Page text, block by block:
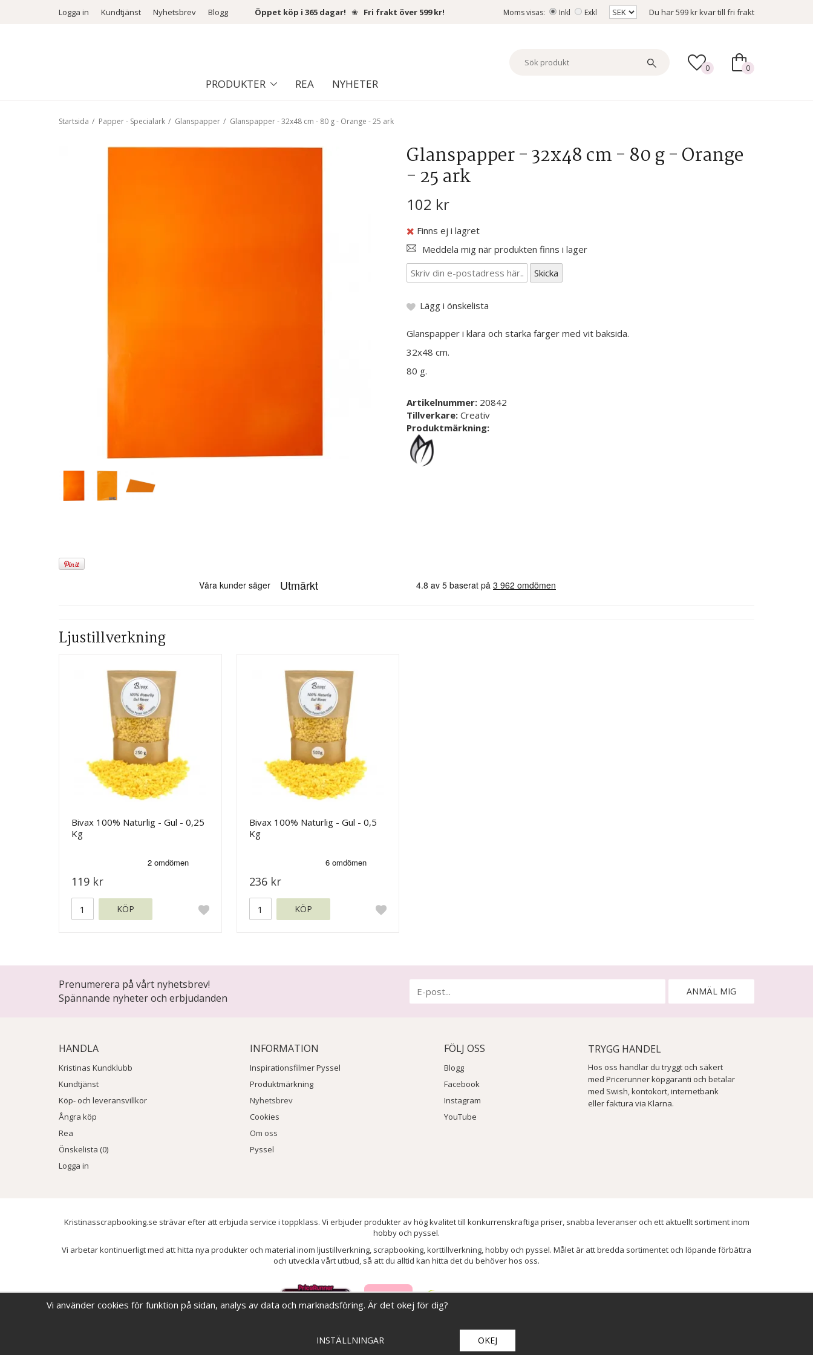
Logga in Kundtjänst Nyhetsbrev Blogg Öppet köp i 365 dagar! ❀ Fri frakt över 599 kr! Moms visas: Inkl Exkl Du har599 krkvar till fri frakt
PRODUKTER REA NYHETER
0 0
Startsida / Papper - Specialark / Glanspapper / Glanspapper - 32x48 cm - 80 g - Orange - 25 ark
Glanspapper - 32x48 cm - 80 g - Orange
- 25 ark
102 kr
Finns ej i lagret
Meddela mig när produkten finns i lager
Lägg i önskelista
Glanspapper i klara och starka färger med vit baksida.
32x48 cm.
80 g.
Artikelnummer: 20842
Tillverkare: Creativ
Produktmärkning:
Ljustillverkning
Bivax 100% Naturlig - Gul - 0,25
Kg
119 kr
KÖP
Bivax 100% Naturlig - Gul - 0,5
Kg
236 kr
KÖP
Prenumerera på vårt nyhetsbrev!
Spännande nyheter och erbjudanden
ANMÄL MIG
HANDLA
Kristinas Kundklubb
Kundtjänst
Köp- och leveransvillkor
Ångra köp
Rea
Önskelista (0)
Logga in
INFORMATION
Inspirationsfilmer Pyssel
Produktmärkning
Nyhetsbrev
Cookies
Om oss
Pyssel
FÖLJ OSS
Blogg
Facebook
Instagram
YouTube
TRYGG HANDEL
Hos oss handlar du tryggt och säkert
med Pricerunner köpgaranti och betalar
med Swish, kontokort, internetbank
eller faktura via Klarna.
Kristinasscrapbooking.se strävar efter att erbjuda service i toppklass. Vi erbjuder produkter av hög kvalitet till konkurrenskraftiga priser, snabba leveranser och ett aktuellt sortiment inom
hobby och pyssel.
Vi arbetar kontinuerligt med att hitta nya produkter och material inom ljustillverkning, scrapbooking, korttillverkning, hobby och pyssel. Målet är att bredda sortimentet och löpande förbättra
och utveckla vårt utbud, så att du alltid kan hitta det du behöver hos oss.
Vi använder cookies för funktion på sidan, analys av data och marknadsföring. Är det okej för dig?
INSTÄLLNINGAR OKEJ